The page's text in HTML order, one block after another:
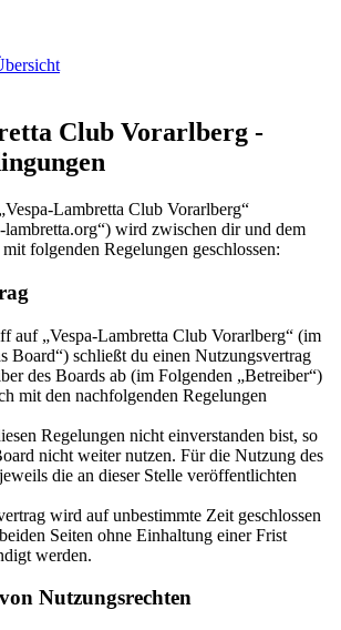
Club Vorarlberg -
Lambretta Club Vorarlberg“
lambretta.org“) wird zwischen dir und dem
folgenden Regelungen geschlossen:
auf „Vespa-Lambretta Club Vorarlberg“ (im
Board“) schließt du einen Nutzungsvertrag
des Boards ab (im Folgenden „Betreiber“)
mit den nachfolgenden Regelungen
Regelungen nicht einverstanden bist, so
nicht weiter nutzen. Für die Nutzung des
die an dieser Stelle veröffentlichten
wird auf unbestimmte Zeit geschlossen
Seiten ohne Einhaltung einer Frist
werden.
Nutzungsrechten